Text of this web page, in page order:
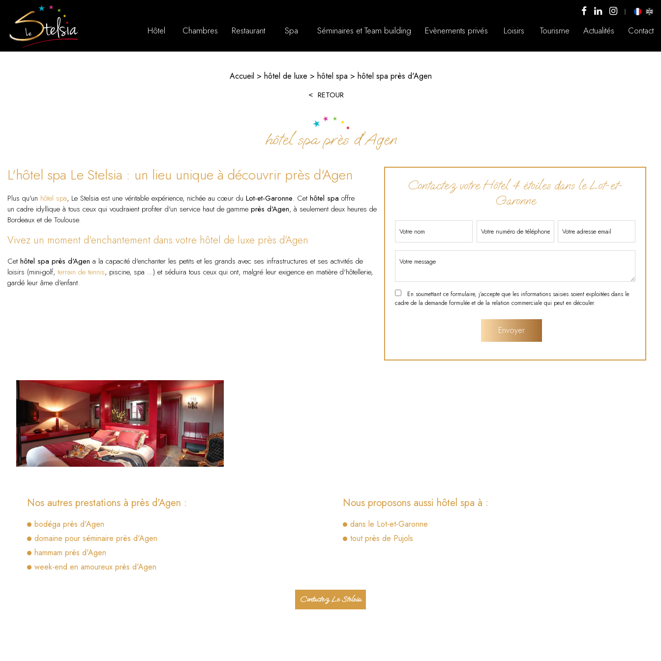
Hôtel Chambres Restaurant Spa Séminaires et Team building Evènements privés Loisirs Tourisme Actualités Contact
Accueil hôtel de luxe hôtel spa hôtel spa près d'Agen
RETOUR
hôtel spa près d'Agen
L'hôtel spa Le Stelsia : un lieu unique à découvrir près d'Agen
Plus qu'un hôtel spa, Le Stelsia est une véritable expérience, nichée au cœur du Lot-et-Garonne. Cet hôtel spa offre
un cadre idyllique à tous ceux qui voudraient profiter d'un service haut de gamme près d'Agen, à seulement deux heures de
Bordeaux et de Toulouse.
Vivez un moment d'enchantement dans votre hôtel de luxe près d'Agen
Cet hôtel spa près d'Agen a la capacité d'enchanter les petits et les grands avec ses infrastructures et ses activités de
loisirs (mini-golf, terrain de tennis, piscine, spa ...) et séduira tous ceux qui ont, malgré leur exigence en matière d'hôtellerie,
gardé leur âme d'enfant.
Contactez votre Hôtel 4 étoiles dans le Lot-et-
Garonne
En soumettant ce formulaire, j'accepte que les informations saisies soient exploitées dans le
cadre de la demande formulée et de la relation commerciale qui peut en découler.
Nos autres prestations à près d'Agen :
bodéga près d'Agen
domaine pour séminaire près d'Agen
hammam près d'Agen
week-end en amoureux près d'Agen
Nous proposons aussi hôtel spa à :
dans le Lot-et-Garonne
tout près de Pujols
Contactez Le Stelsia